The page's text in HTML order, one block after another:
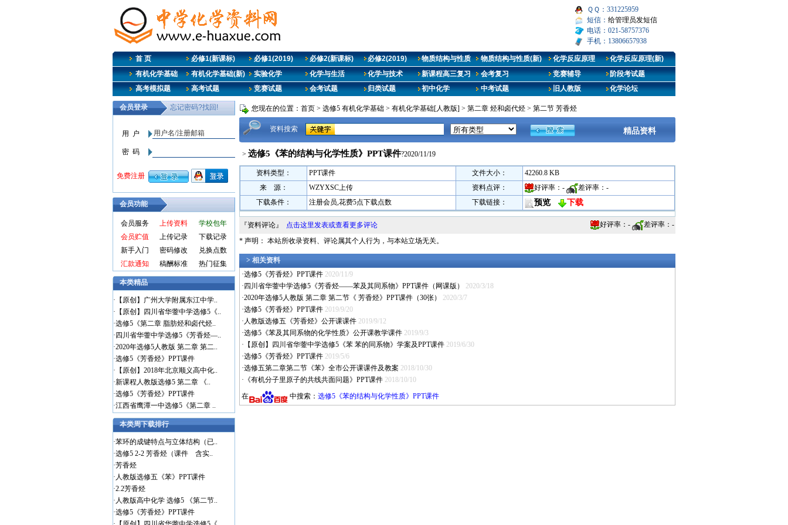
ＱＱ：331225959
短信： 给管理员发短信
电话：021-58757376
手机：13806657938
首 页 必修1(新课标) 必修1(2019) 必修2(新课标) 必修2(2019) 物质结构与性质 物质结构与性质(新) 化学反应原理
化学反应原理(新)
有机化学基础
有机化学基础(新) 实验化学 化学与生活 化学与技术 新课程高三复习 会考复习 竞赛辅导
阶段考试题
高考模拟题
高考试题 竞赛试题 会考试题 归类试题 初中化学 中考试题 旧人教版 化学论坛
会员功能
会员服务 上传资料
学校包年
会员贮值
上传记录
下载记录
新手入门
密码修改
兑换点数
汇款通知
稿酬标准 热门征集
本类精品
· 【原创】广州大学附属东江中学..
· 【原创】四川省华蓥中学选修5《..
·选修5《第二章 脂肪烃和卤代烃..
· 四川省华蓥中学选修5《芳香烃—..
·2020年选修5人教版 第二章 第二..
·选修5《芳香烃》PPT课件
· 【原创】2018年北京顺义高中化..
·新课程人教版选修5 第二章 《..
·选修5《芳香烃》PPT课件
·江西省鹰潭一中选修5《第二章 ..
本类周下载排行
·苯环的成键特点与立体结构（已..
·选修5 2-2 芳香烃（课件 含实..
·芳香烃
· 人教版选修五《苯》PPT课件
·2.2芳香烃
· 人教版高中化学 选修5 《第二节..
·选修5《芳香烃》PPT课件
您现在的位置： 首页 > 选修5 有机化学基础 > 有机化学基础[人教版] > 第二章 烃和卤代烃 > 第二节 芳香烃
资料搜索 精品资料
> 选修5《苯的结构与化学性质》PPT课件?2020/11/19
资料类型： PPT课件 文件大小：
42260.8 KB
来 源：
WZYXSC上传 资料点评： 好评率： - 差评率： -
下载条件：
注册会员,花费5点下载点数 下载链接： 预览 下载
『资料评论』 点击这里发表或查看更多评论 好评率： - 差评率： -
* 声明： 本站所收录资料、评论属其个人行为，与本站立场无关。
> 相关资料
·选修5《芳香烃》PPT课件 2020/11/9
· 四川省华蓥中学选修5《芳香烃——苯及其同系物》PPT课件（网课版）
2020/3/18
·2020年选修5人教版 第二章 第二节《 芳香烃》PPT课件（30张）
2020/3/7
·选修5《芳香烃》PPT课件 2019/9/20
· 人教版选修五《芳香烃》公开课课件 2019/9/12
·选修5《苯及其同系物的化学性质》公开课教学课件 2019/9/3
· 【原创】四川省华蓥中学选修5《苯 苯的同系物》学案及PPT课件 2019/6/30
·选修5《芳香烃》PPT课件 2019/5/6
·选修五第二章第二节《苯》全市公开课课件及教案 2018/10/30
· 《有机分子里原子的共线共面问题》PPT课件 2018/10/10
在
中搜索： 选修5《苯的结构与化学性质》PPT课件